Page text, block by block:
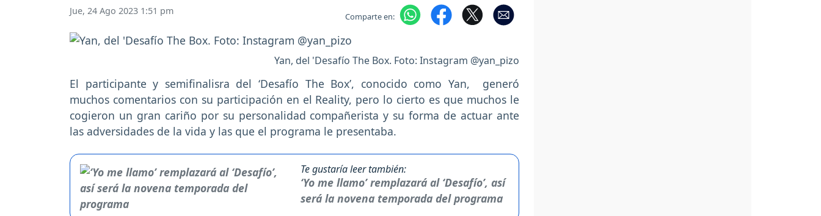
Jue, 24 Ago 2023 1:51 pm Comparte en:
Yan, del 'Desafío The Box. Foto: Instagram @yan_pizo
El participante y semifinalisra del ‘Desafío The Box’, conocido como Yan, generó
muchos comentarios con su participación en el Reality, pero lo cierto es que muchos le
cogieron un gran cariño por su personalidad compañerista y su forma de actuar ante
las adversidades de la vida y las que el programa le presentaba.
Te gustaría leer también:
‘Yo me llamo’ remplazará al ‘Desafío’, así
será la novena temporada del programa